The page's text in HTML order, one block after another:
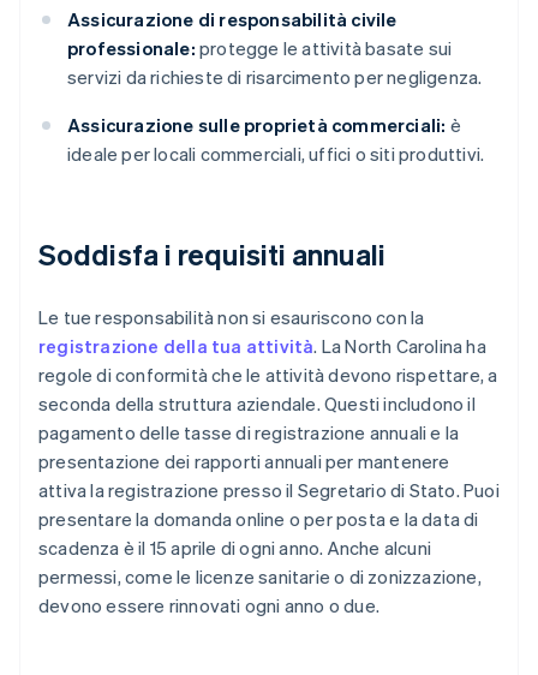
Assicurazione di responsabilità civile
professionale: protegge le attività basate sui
servizi da richieste di risarcimento per negligenza.
Assicurazione sulle proprietà commerciali: è
ideale per locali commerciali, uffici o siti produttivi.
Soddisfa i requisiti annuali
Le tue responsabilità non si esauriscono con la
registrazione della tua attività. La North Carolina ha
regole di conformità che le attività devono rispettare, a
seconda della struttura aziendale. Questi includono il
pagamento delle tasse di registrazione annuali e la
presentazione dei rapporti annuali per mantenere
attiva la registrazione presso il Segretario di Stato. Puoi
presentare la domanda online o per posta e la data di
scadenza è il 15 aprile di ogni anno. Anche alcuni
permessi, come le licenze sanitarie o di zonizzazione,
devono essere rinnovati ogni anno o due.